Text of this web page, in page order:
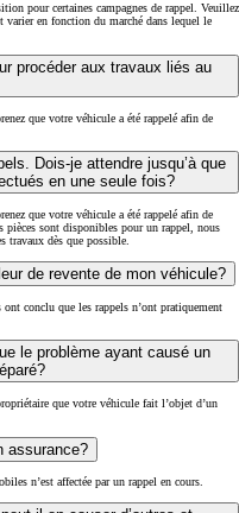
pour certaines campagnes de rappel. Veuillez
varier en fonction du marché dans lequel le
procéder aux travaux liés au
que votre véhicule a été rappelé afin de
Dois-je attendre jusqu’à que
en une seule fois?
que votre véhicule a été rappelé afin de
pièces sont disponibles pour un rappel, nous
travaux dès que possible.
de revente de mon véhicule?
ont conclu que les rappels n’ont pratiquement
le problème ayant causé un
que votre véhicule fait l’objet d’un
assurance?
n’est affectée par un rappel en cours.